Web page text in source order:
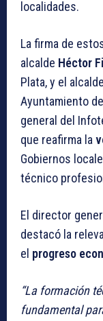
localidades.
La firma de
alcalde Héctor
Plata, y el alcalde
Ayuntamiento
general del
que reafirma la
Gobiernos
técnico
El director
destacó la
el progreso
“La formación
fundamental